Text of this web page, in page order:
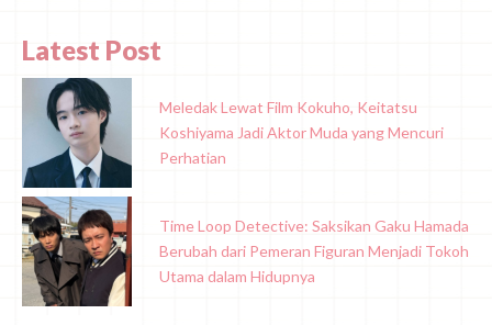
Latest Post
Meledak Lewat Film Kokuho, Keitatsu
Koshiyama Jadi Aktor Muda yang Mencuri
Perhatian
Time Loop Detective: Saksikan Gaku Hamada
Berubah dari Pemeran Figuran Menjadi Tokoh
Utama dalam Hidupnya